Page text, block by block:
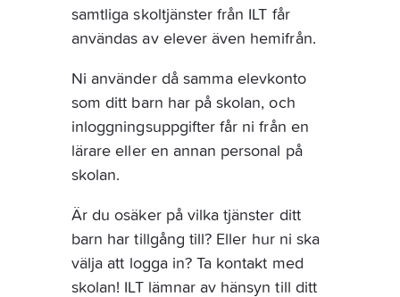
samtliga skoltjänster från ILT får
användas av elever även hemifrån.
Ni använder då samma elevkonto
som ditt barn har på skolan, och
inloggningsuppgifter får ni från en
lärare eller en annan personal på
skolan.
Är du osäker på vilka tjänster ditt
barn har tillgång till? Eller hur ni ska
välja att logga in? Ta kontakt med
skolan! ILT lämnar av hänsyn till ditt